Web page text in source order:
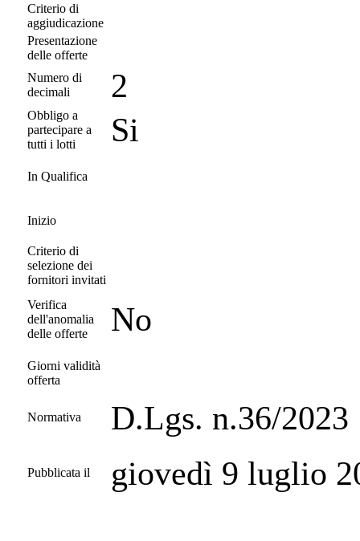
Criterio di
aggiudicazione
Presentazione
delle offerte
Numero di
decimali
2
Obbligo a
partecipare a
tutti i lotti
Si
In Qualifica
Inizio
Criterio di
selezione dei
fornitori invitati
Verifica
dell'anomalia
delle offerte
No
Giorni validità
offerta
Normativa D.Lgs. n.36/2023
Pubblicata il giovedì 9 luglio